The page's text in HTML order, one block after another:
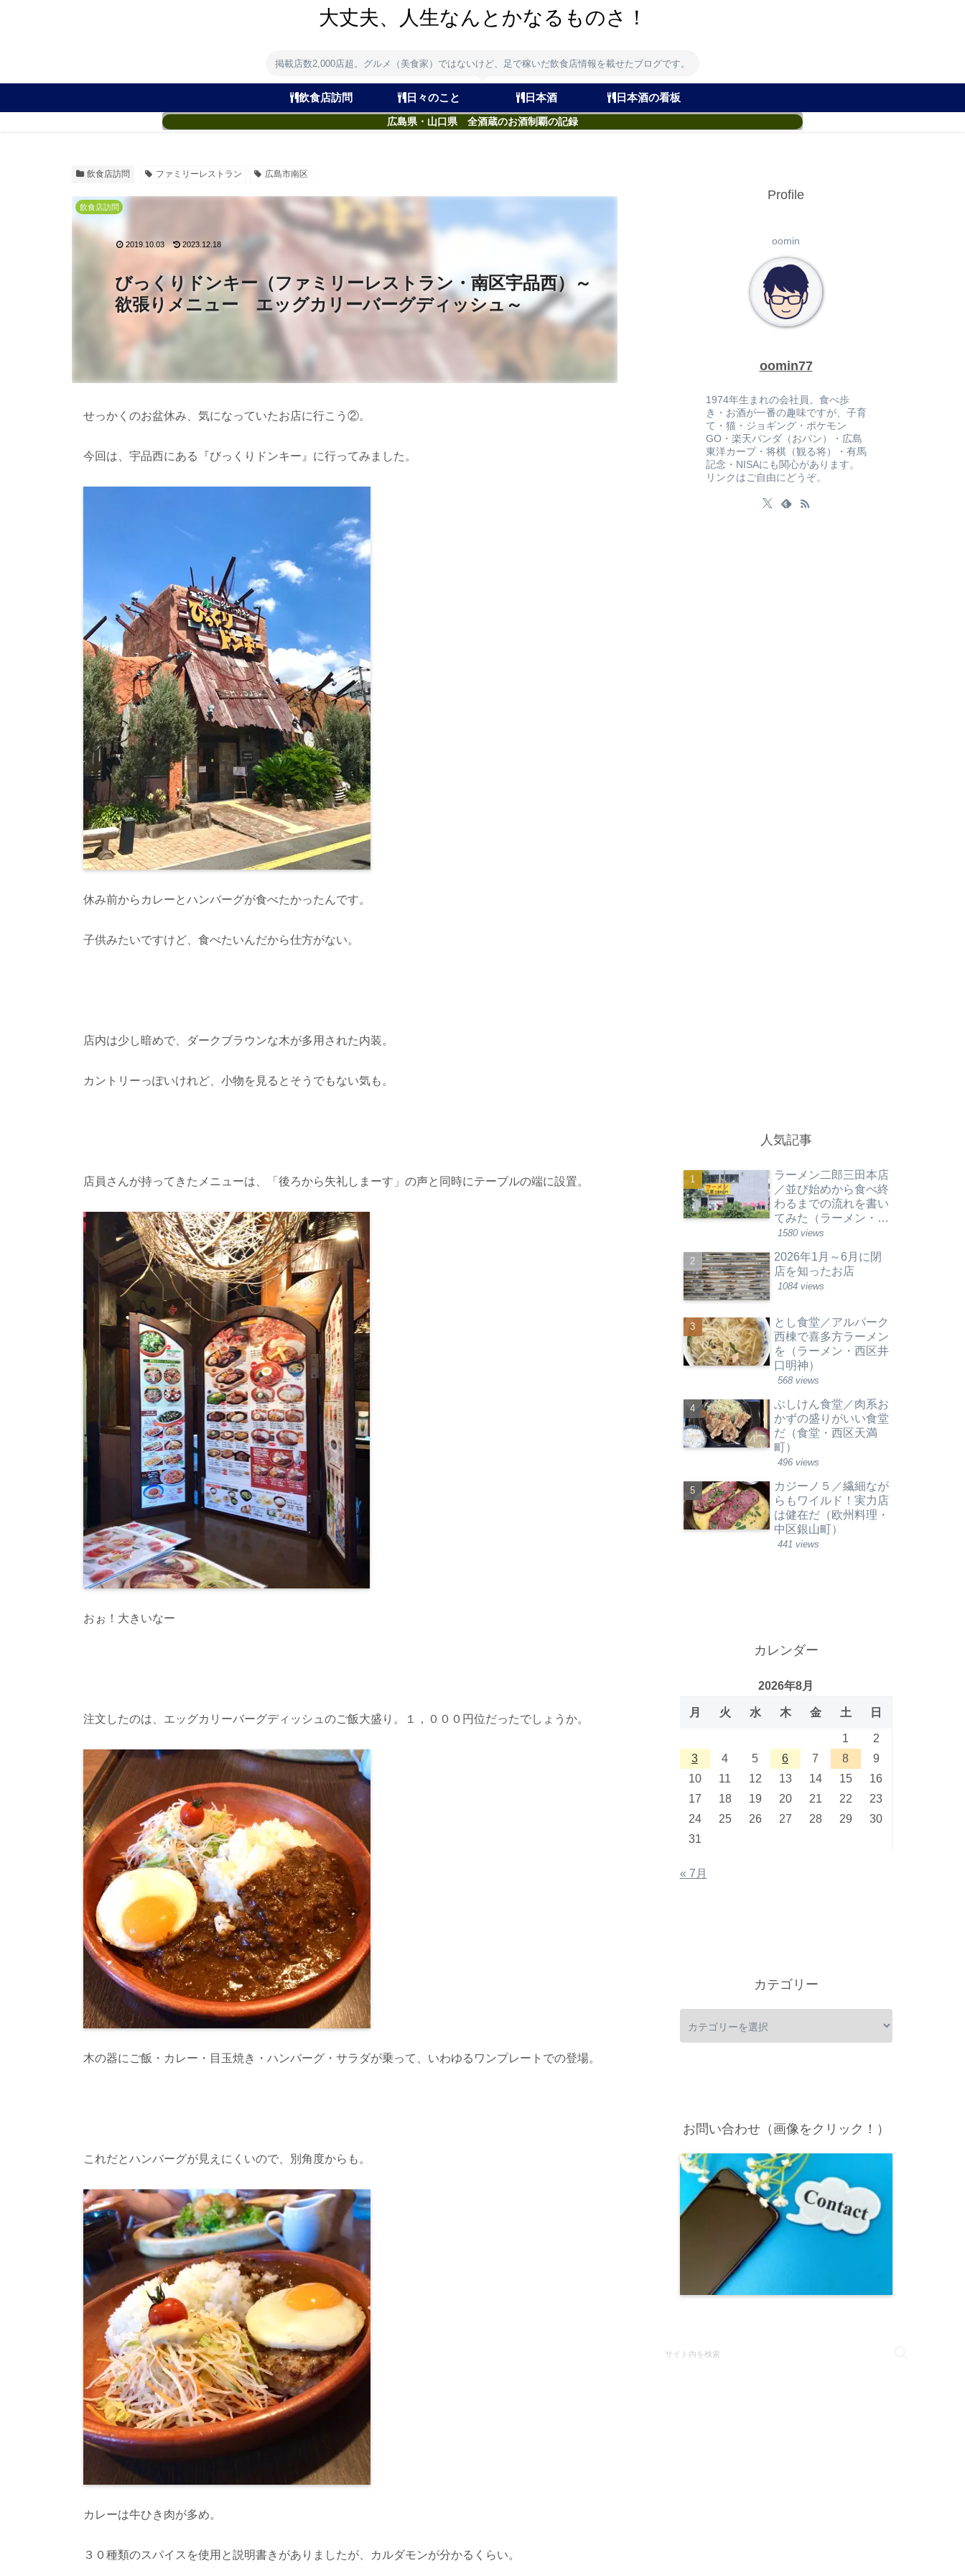
大丈夫、人生なんとかなるものさ！
掲載店数2,000店超。グルメ（美食家）ではないけど、足で稼いだ飲食店情報を載せたブログです。
飲食店訪問 日々のこと 日本酒 日本酒の看板
広島県・山口県 全酒蔵のお酒制覇の記録
飲食店訪問 ファミリーレストラン 広島市南区
びっくりドンキー（ファミリーレストラン・南区宇品西）～
欲張りメニュー エッグカリーバーグディッシュ～
飲食店訪問
2019.10.03 2023.12.18
せっかくのお盆休み、気になっていたお店に行こう②。
今回は、宇品西にある『びっくりドンキー』に行ってみました。
休み前からカレーとハンバーグが食べたかったんです。
子供みたいですけど、食べたいんだから仕方がない。
店内は少し暗めで、ダークブラウンな木が多用された内装。
カントリーっぽいけれど、小物を見るとそうでもない気も。
店員さんが持ってきたメニューは、「後ろから失礼しまーす」の声と同時にテーブルの端に設置。
おぉ！大きいなー
注文したのは、エッグカリーバーグディッシュのご飯大盛り。１，０００円位だったでしょうか。
木の器にご飯・カレー・目玉焼き・ハンバーグ・サラダが乗って、いわゆるワンプレートでの登場。
これだとハンバーグが見えにくいので、別角度からも。
カレーは牛ひき肉が多め。
３０種類のスパイスを使用と説明書きがありましたが、カルダモンが分かるくらい。
Profile
oomin
oomin77
1974年生まれの会社員。食べ歩
き・お酒が一番の趣味ですが、子育
て・猫・ジョギング・ポケモン
GO・楽天パンダ（おパン）・広島
東洋カープ・将棋（観る将）・有馬
記念・NISAにも関心があります。
リンクはご自由にどうぞ。
人気記事
ラーメン二郎三田本店
／並び始めから食べ終
わるまでの流れを書い
てみた（ラーメン・東
京都港区）
1580 views
2026年1月～6月に閉
店を知ったお店
1084 views
とし食堂／アルパーク
西棟で喜多方ラーメン
を（ラーメン・西区井
口明神）
568 views
ぶしけん食堂／肉系お
かずの盛りがいい食堂
だ（食堂・西区天満
町）
496 views
カジーノ５／繊細なが
らもワイルド！実力店
は健在だ（欧州料理・
中区銀山町）
441 views
カレンダー
2026年8月
月 火 水 木 金 土 日
1
2
3
4 5 6 7 8
9
10
11 12 13 14 15
16
17
18 19 20 21 22
23
24
25 26 27 28 29
30
31
« 7月
カテゴリー
お問い合わせ（画像をクリック！）